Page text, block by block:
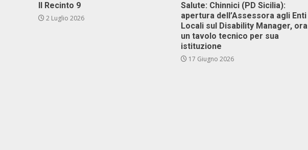
Il Recinto 9
2 Luglio 2026
Salute: Chinnici (PD Sicilia):
apertura dell’Assessora agli Enti
Locali sul Disability Manager, ora
un tavolo tecnico per sua
istituzione
17 Giugno 2026